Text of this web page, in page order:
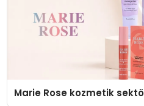
Marie Rose kozmetik